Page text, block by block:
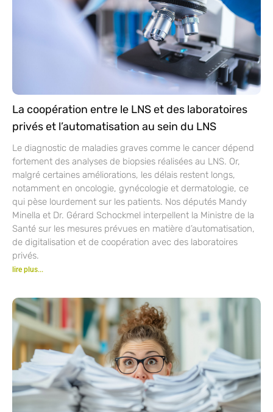
La coopération entre le LNS et des laboratoires
privés et l’automatisation au sein du LNS
Le diagnostic de maladies graves comme le cancer dépend
fortement des analyses de biopsies réalisées au LNS. Or,
malgré certaines améliorations, les délais restent longs,
notamment en oncologie, gynécologie et dermatologie, ce
qui pèse lourdement sur les patients. Nos députés Mandy
Minella et Dr. Gérard Schockmel interpellent la Ministre de la
Santé sur les mesures prévues en matière d’automatisation,
de digitalisation et de coopération avec des laboratoires
privés.
lire plus...